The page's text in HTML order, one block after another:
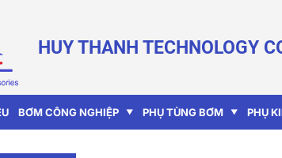
HUY THANH TECHNOLOGY
BƠM CÔNG NGHIỆP PHỤ TÙNG BƠM PHỤ